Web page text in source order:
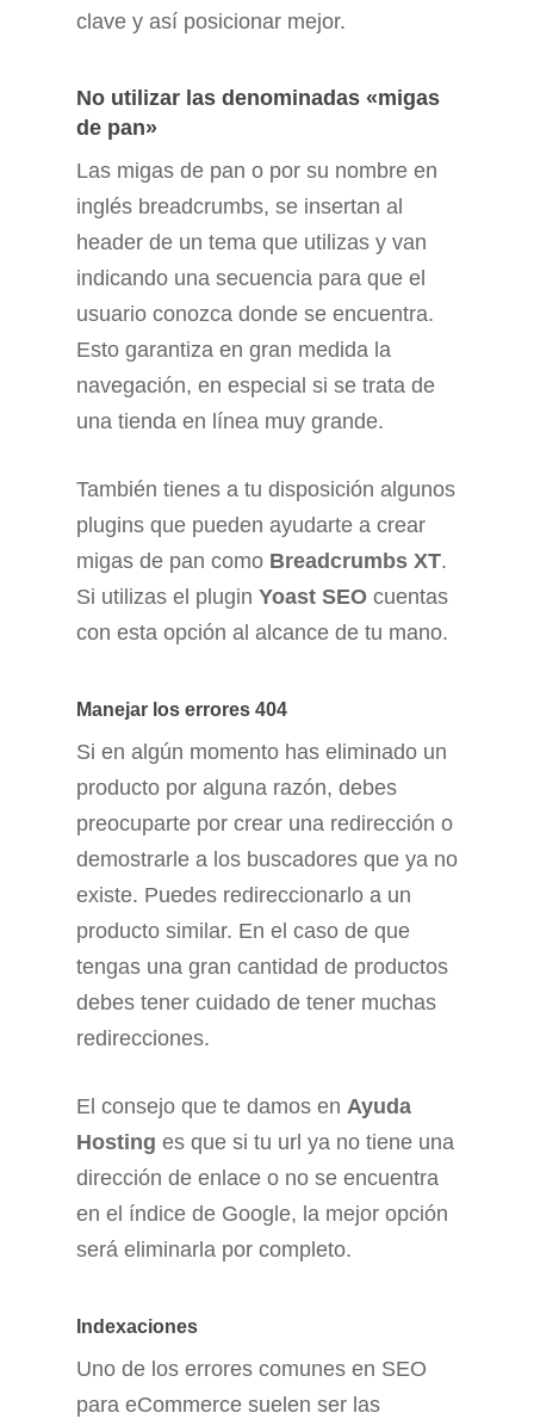
clave y así posicionar mejor.
No utilizar las denominadas «migas
de pan»
Las migas de pan o por su nombre en
inglés breadcrumbs, se insertan al
header de un tema que utilizas y van
indicando una secuencia para que el
usuario conozca donde se encuentra.
Esto garantiza en gran medida la
navegación, en especial si se trata de
una tienda en línea muy grande.
También tienes a tu disposición algunos
plugins que pueden ayudarte a crear
migas de pan como Breadcrumbs XT.
Si utilizas el plugin Yoast SEO cuentas
con esta opción al alcance de tu mano.
Manejar los errores 404
Si en algún momento has eliminado un
producto por alguna razón, debes
preocuparte por crear una redirección o
demostrarle a los buscadores que ya no
existe. Puedes redireccionarlo a un
producto similar. En el caso de que
tengas una gran cantidad de productos
debes tener cuidado de tener muchas
redirecciones.
El consejo que te damos en Ayuda
Hosting es que si tu url ya no tiene una
dirección de enlace o no se encuentra
en el índice de Google, la mejor opción
será eliminarla por completo.
Indexaciones
Uno de los errores comunes en SEO
para eCommerce suelen ser las